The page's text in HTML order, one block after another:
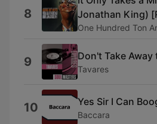
8
Jonathan King)
One Hundred Ton
9 Don't Take Away
Tavares
10 Yes Sir I Can
Baccara